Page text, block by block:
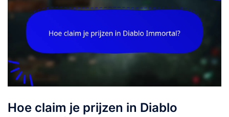
Hoe claim je prijzen in Diablo